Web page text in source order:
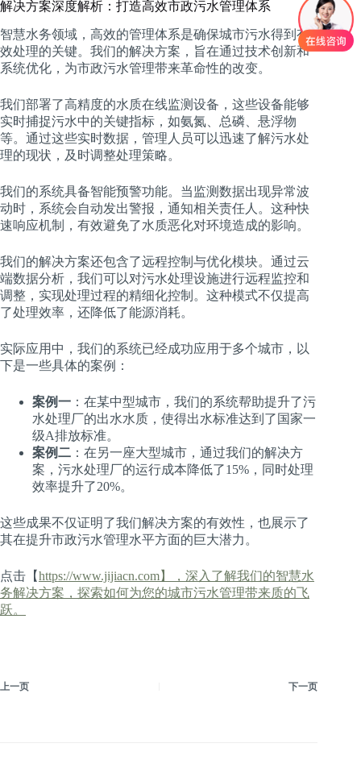
解决方案深度解析：打造高效市政污水管理体系
智慧水务领域，高效的管理体系是确保城市污水得到有
效处理的关键。我们的解决方案，旨在通过技术创新和
系统优化，为市政污水管理带来革命性的改变。
我们部署了高精度的水质在线监测设备，这些设备能够
实时捕捉污水中的关键指标，如氨氮、总磷、悬浮物
等。通过这些实时数据，管理人员可以迅速了解污水处
理的现状，及时调整处理策略。
我们的系统具备智能预警功能。当监测数据出现异常波
动时，系统会自动发出警报，通知相关责任人。这种快
速响应机制，有效避免了水质恶化对环境造成的影响。
我们的解决方案还包含了远程控制与优化模块。通过云
端数据分析，我们可以对污水处理设施进行远程监控和
调整，实现处理过程的精细化控制。这种模式不仅提高
了处理效率，还降低了能源消耗。
实际应用中，我们的系统已经成功应用于多个城市，以
下是一些具体的案例：
案例一 ：在某中型城市，我们的系统帮助提升了污
水处理厂的出水水质，使得出水标准达到了国家一
级A排放标准。
案例二 ：在另一座大型城市，通过我们的解决方
案，污水处理厂的运行成本降低了15%，同时处理
效率提升了20%。
这些成果不仅证明了我们解决方案的有效性，也展示了
其在提升市政污水管理水平方面的巨大潜力。
点击【https://www.jijiacn.com】，深入了解我们的智慧水
务解决方案，探索如何为您的城市污水管理带来质的飞
跃。
上一页 下一页